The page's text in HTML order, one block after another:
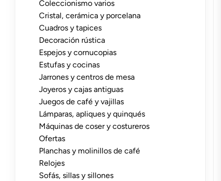
Coleccionismo varios
Cristal, cerámica y porcelana
Cuadros y tapices
Decoración rústica
Espejos y cornucopias
Estufas y cocinas
Jarrones y centros de mesa
Joyeros y cajas antiguas
Juegos de café y vajillas
Lámparas, apliques y quinqués
Máquinas de coser y costureros
Ofertas
Planchas y molinillos de café
Relojes
Sofás, sillas y sillones